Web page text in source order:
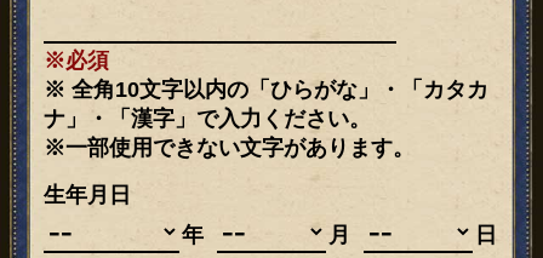
※必須
※ 全角10文字以内の「ひらがな」・「カタカ
ナ」・「漢字」で入力ください。
※一部使用できない文字があります。
生年月日
年
月 日